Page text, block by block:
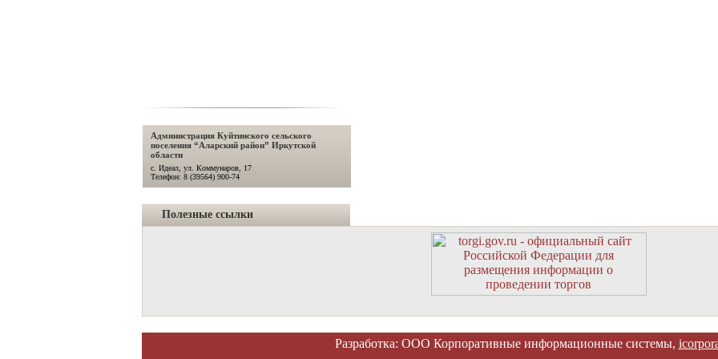
Администрация Куйтинского сельского
поселения “Аларский район” Иркутской
области
с. Идеал, ул. Коммунаров, 17
Телефон: 8 (39564) 900-74
Полезные ссылки
Разработка: ООО Корпоративные информационные системы,